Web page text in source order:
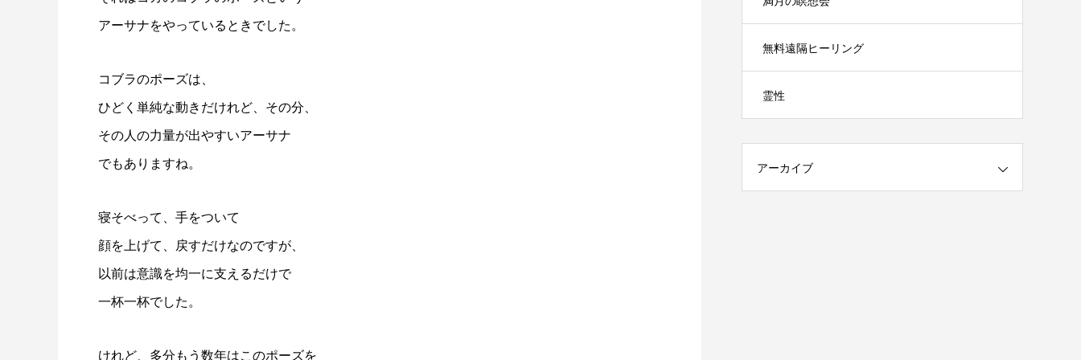
アーサナをやっているときでした。
コブラのポーズは、
ひどく単純な動きだけれど、その分、
その人の力量が出やすいアーサナ
でもありますね。
寝そべって、手をついて
顔を上げて、戻すだけなのですが、
以前は意識を均一に支えるだけで
一杯一杯でした。
けれど、多分もう数年はこのポーズを
無料遠隔ヒーリング
霊性
アーカイブ